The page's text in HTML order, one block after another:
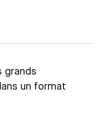
grands
un format